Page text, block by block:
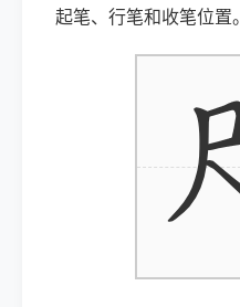
起笔、行笔和收笔位置。